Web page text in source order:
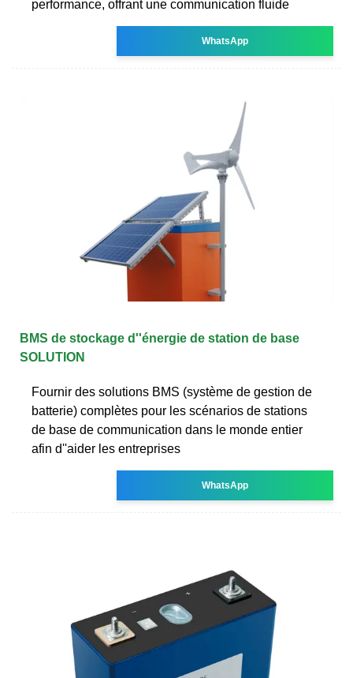
performance, offrant une communication fluide
WhatsApp
BMS de stockage d''énergie de station de base
SOLUTION
Fournir des solutions BMS (système de gestion de
batterie) complètes pour les scénarios de stations
de base de communication dans le monde entier
afin d''aider les entreprises
WhatsApp